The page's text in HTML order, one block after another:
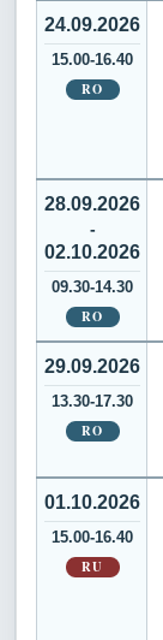
24.09.2026
15.00-16.40
RO
28.09.2026
-
02.10.2026
09.30-14.30
RO
29.09.2026
13.30-17.30
RO
01.10.2026
15.00-16.40
RU